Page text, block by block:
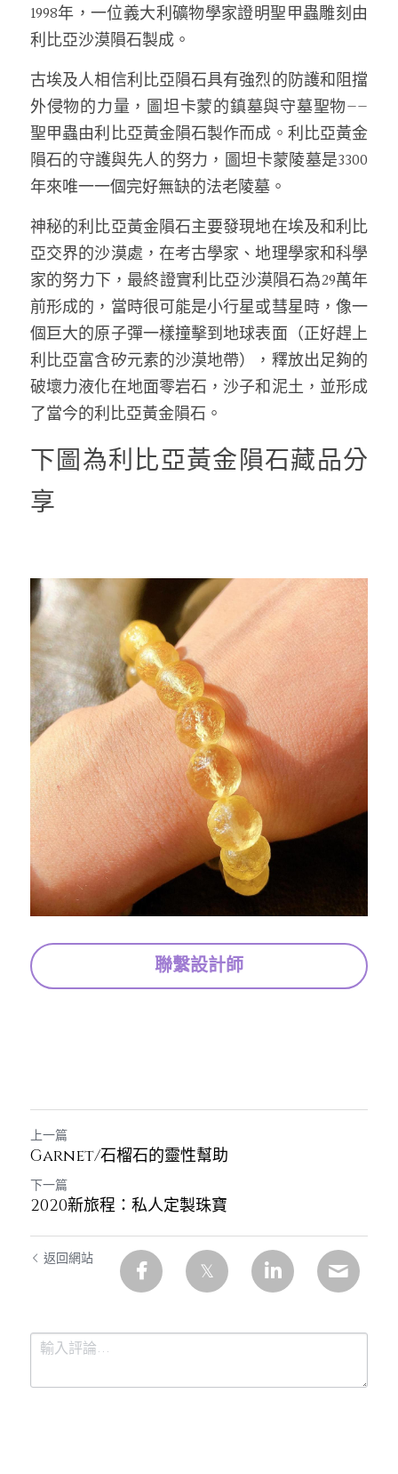
1998年，一位義大利礦物學家證明聖甲蟲雕刻由
利比亞沙漠隕石製成。
古埃及人相信利比亞隕石具有強烈的防護和阻擋
外侵物的力量，圖坦卡蒙的鎮墓與守墓聖物——
聖甲蟲由利比亞黃金隕石製作而成。利比亞黃金
隕石的守護與先人的努力，圖坦卡蒙陵墓是3300
年來唯一一個完好無缺的法老陵墓。
神秘的利比亞黃金隕石主要發現地在埃及和利比
亞交界的沙漠處，在考古學家、地理學家和科學
家的努力下，最終證實利比亞沙漠隕石為29萬年
前形成的，當時很可能是小行星或彗星時，像一
個巨大的原子彈一樣撞擊到地球表面（正好趕上
利比亞富含矽元素的沙漠地帶），釋放出足夠的
破壞力液化在地面零岩石，沙子和泥土，並形成
了當今的利比亞黃金隕石。
下圖為利比亞黃金隕石藏品分
享
聯繫設計師
上一篇
Garnet/石榴石的靈性幫助
下一篇
2020新旅程：私人定製珠寶
返回網站